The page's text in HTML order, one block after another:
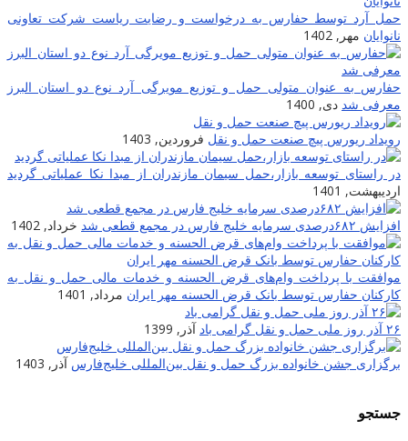
حمل آرد توسط حفارس به درخواست و رضایت ریاست شرکت تعاونی
نانوایان مهر, 1402
حفارس به عنوان متولی حمل و توزیع مویرگی آرد نوع دو استان البرز
معرفی شد دی, 1400
رویداد ریورس پیچ صنعت حمل و نقل فروردین, 1403
در راستای توسعه بازار،حمل سیمان مازندران از مبدا نکا عملیاتی گردید
اردیبهشت, 1401
افزایش ۶۸۲درصدی سرمایه خلیج فارس در مجمع قطعی شد
خرداد, 1402
موافقت با پرداخت وام‌های قرض الحسنه و خدمات مالی حمل و نقل به
کارکنان حفارس توسط بانک قرض الحسنه مهر ایران مرداد, 1401
۲۶ آذر روز ملی حمل و نقل گرامی باد
آذر, 1399
برگزاری جشن خانواده بزرگ حمل و نقل بین‌المللی خلیج‌فارس آذر, 1403
جستجو